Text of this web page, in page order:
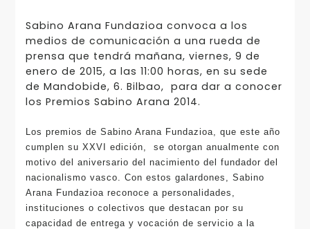
Sabino Arana Fundazioa convoca a los
medios de comunicación a una rueda de
prensa que tendrá mañana, viernes, 9 de
enero de 2015, a las 11:00 horas, en su sede
de Mandobide, 6. Bilbao, para dar a conocer
los Premios Sabino Arana 2014.
Los premios de Sabino Arana Fundazioa, que este año
cumplen su XXVI edición, se otorgan anualmente con
motivo del aniversario del nacimiento del fundador del
nacionalismo vasco. Con estos galardones, Sabino
Arana Fundazioa reconoce a personalidades,
instituciones o colectivos que destacan por su
capacidad de entrega y vocación de servicio a la